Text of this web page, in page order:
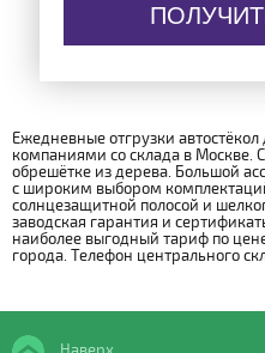
Ежедневные отгрузки
компаниями со склада в Москве.
обрешётке из дерева. Большой
с широким выбором
солнцезащитной полосой и
заводская гарантия и
наиболее выгодный тариф по
города. Телефон центрального